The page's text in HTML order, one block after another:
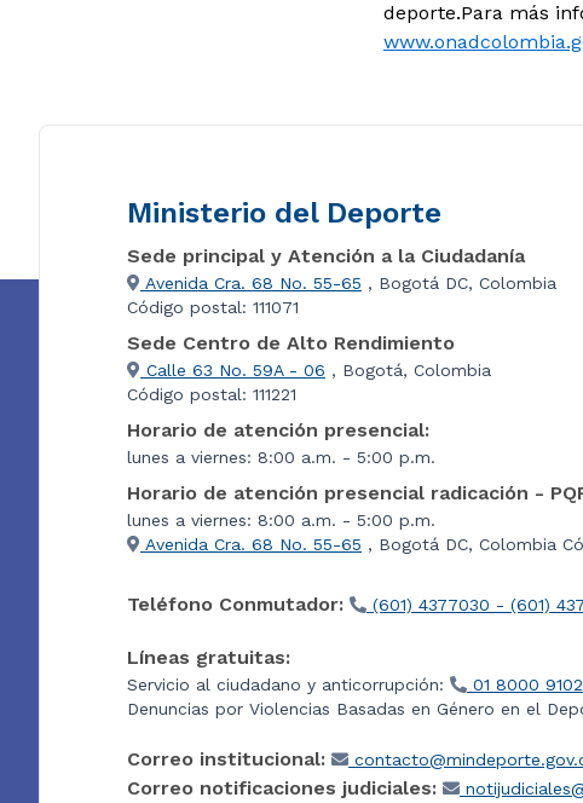
deporte.Para más
Ministerio del Deporte
Sede principal y Atención a la Ciudadanía
Avenida Cra. 68 No. 55-65 , Bogotá DC, Colombia
Código postal: 111071
Sede Centro de Alto Rendimiento
Calle 63 No. 59A - 06 , Bogotá, Colombia
Código postal: 111221
Horario de atención presencial:
lunes a viernes: 8:00 a.m. - 5:00 p.m.
Horario de atención presencial radicación -
lunes a viernes: 8:00 a.m. - 5:00 p.m.
Avenida Cra. 68 No. 55-65 , Bogotá DC, Colombia
Teléfono Conmutador: (601) 4377030 - (601)
Líneas gratuitas:
Servicio al ciudadano y anticorrupción:
01 8000
Denuncias por Violencias Basadas en Género en el
Correo institucional:
Correo notificaciones judiciales: